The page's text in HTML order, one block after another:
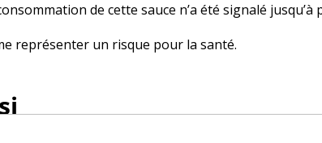
de cette sauce n’a été signalé jusqu’à
représenter un risque pour la santé.